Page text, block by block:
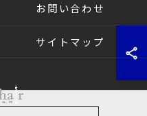
お問い合わせ
サイトマップ